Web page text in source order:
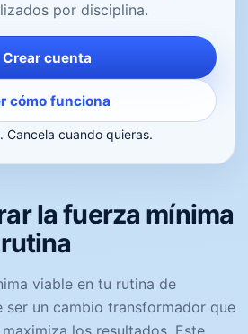
por disciplina.
Crear cuenta
cómo funciona
Cancela cuando quieras.
la fuerza mínima
viable en tu rutina de
ser un cambio transformador que
los resultados. Este